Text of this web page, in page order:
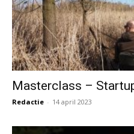
Masterclass –
Redactie - 14 april 2023